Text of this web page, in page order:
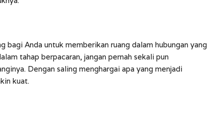
bagi Anda untuk memberikan ruang dalam hubungan yang
tahap berpacaran, jangan pernah sekali pun
Dengan saling menghargai apa yang menjadi
kuat.